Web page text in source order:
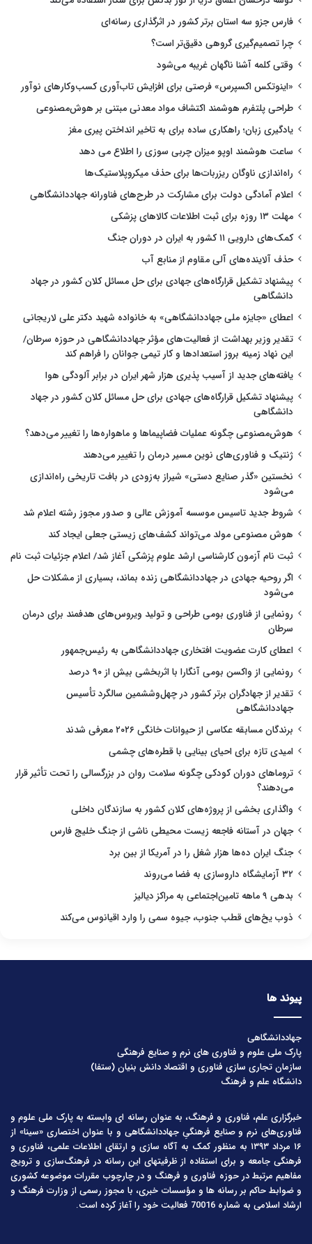
فارس جزو سه استان برتر کشور در اثرگذاری رسانه‌ای
چرا تصمیم‌گیری گروهی دقیق‌تر است؟
وقتی کلمه آشنا ناگهان غریبه می‌شود
«اینوتکس اکسپرس» فرصتی برای افزایش تاب‌آوری کسب‌وکارهای نوآور
طراحی پلتفرم هوشمند اکتشاف مواد معدنی مبتنی بر هوش‌مصنوعی
یادگیری زبان؛ راهکاری ساده برای به تاخیر انداختن پیری مغز
ساعت هوشمند اوپو میزان چربی سوزی را اطلاع می دهد
راه‌اندازی ناوگان ریزربات‌ها برای حذف میکروپلاستیک‌ها
اعلام آمادگی دولت برای مشارکت در طرح‌های فناورانه جهاددانشگاهی
مهلت ۱۳ روزه برای ثبت اطلاعات کالاهای پزشکی
کمک‌های دارویی ۱۱ کشور به ایران در دوران جنگ
حذف آلاینده‌های آلی مقاوم از منابع آب
پیشنهاد تشکیل قرارگاه‌های جهادی برای حل مسائل کلان کشور در جهاد
دانشگاهی
اعطای «جایزه ملی جهاددانشگاهی» به خانواده شهید دکتر علی لاریجانی
تقدیر وزیر بهداشت از فعالیت‌های مؤثر جهاددانشگاهی در حوزه سرطان/
این نهاد زمینه بروز استعدادها و کار تیمی جوانان را فراهم کند
یافته‌های جدید از آسیب پذیری هزار شهر ایران در برابر آلودگی هوا
پیشنهاد تشکیل قرارگاه‌های جهادی برای حل مسائل کلان کشور در جهاد
دانشگاهی
هوش‌مصنوعی چگونه عملیات فضاپیماها و ماهواره‌ها را تغییر می‌دهد؟
ژنتیک و فناوری‌های نوین مسیر درمان را تغییر می‌دهند
نخستین «گذر صنایع دستی» شیراز به‌زودی در بافت تاریخی راه‌اندازی
می‌شود
شروط جدید تاسیس موسسه آموزش عالی و صدور مجوز رشته اعلام شد
هوش مصنوعی مولد می‌تواند کشف‌های زیستی جعلی ایجاد کند
ثبت نام آزمون کارشناسی ارشد علوم پزشکی آغاز شد/ اعلام جزئیات ثبت نام
اگر روحیه جهادی در جهاددانشگاهی زنده بماند، بسیاری از مشکلات حل
می‌شود
رونمایی از فناوری بومی طراحی و تولید ویروس‌های هدفمند برای درمان
سرطان
اعطای کارت عضویت افتخاری جهاددانشگاهی به رئیس‌جمهور
رونمایی از واکسن بومی آنگارا با اثربخشی بیش از ۹۰ درصد
تقدیر از جهادگران برتر کشور در چهل‌وششمین سالگرد تأسیس
جهاددانشگاهی
برندگان مسابقه عکاسی از حیوانات خانگی ۲۰۲۶ معرفی شدند
امیدی تازه برای احیای بینایی با قطره‌های چشمی
تروماهای دوران کودکی چگونه سلامت روان در بزرگسالی را تحت تأثیر قرار
می‌دهند؟
واگذاری بخشی از پروژه‌های کلان کشور به سازندگان داخلی
جهان در آستانه فاجعه زیست محیطی ناشی از جنگ خلیج فارس
جنگ ایران ده‌ها هزار شغل را در آمریکا از بین برد
۳۲ آزمایشگاه داروسازی به فضا می‌روند
بدهی ۹ ماهه تامین‌اجتماعی به مراکز دیالیز
ذوب یخ‌های قطب جنوب، جیوه سمی را وارد اقیانوس می‌کند
پیوند ها
جهاددانشگاهی
پارک ملی علوم و فناوری های نرم و صنایع فرهنگی
سازمان تجاری سازی فناوری و اقتصاد دانش بنیان (ستفا)
دانشگاه علم و فرهنگ
خبرگزاری علم، فناوری و فرهنگ، به عنوان رسانه ای وابسته به پارک ملی علوم و
فناوری‌های نرم و صنایع فرهنگیِ جهاددانشگاهی و با عنوان اختصاری «سینا» از
۱۶ مرداد ۱۳۹۳ به منظور کمک به آگاه سازی و ارتقای اطلاعات علمی، فناوری و
فرهنگی جامعه و برای استفاده از ظرفیتهای این رسانه در فرهنگ‌سازی و ترویج
مفاهیم مرتبط در حوزه فناوری و فرهنگ و در چارچوب مقررات موضوعه کشوری
و ضوابط حاکم بر رسانه ها و مؤسسات خبری، با مجوز رسمی از وزارت فرهنگ و
ارشاد اسلامی به شماره 70016 فعالیت خود را آغاز کرده است.